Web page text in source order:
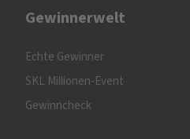
Gewinnerwelt
Echte Gewinner
SKL Millionen-Event
Gewinncheck